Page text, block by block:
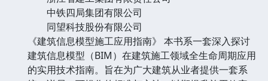
中铁四局集团有限公司
同望科技股份有限公司
《建筑信息模型施工应用指南》 本书系一套深入探讨
建筑信息模型（BIM）在建筑施工领域全生命周期应用
的实用技术指南。旨在为广大建筑从业者提供一套系